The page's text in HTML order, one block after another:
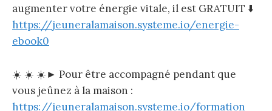
augmenter votre énergie vitale, il est GRATUIT ⬇️
https://jeuneralamaison.systeme.io/energie-
ebook0
☀️ ☀️ ☀️► Pour être accompagné pendant que
vous jeûnez à la maison :
https://jeuneralamaison.systeme.io/formation